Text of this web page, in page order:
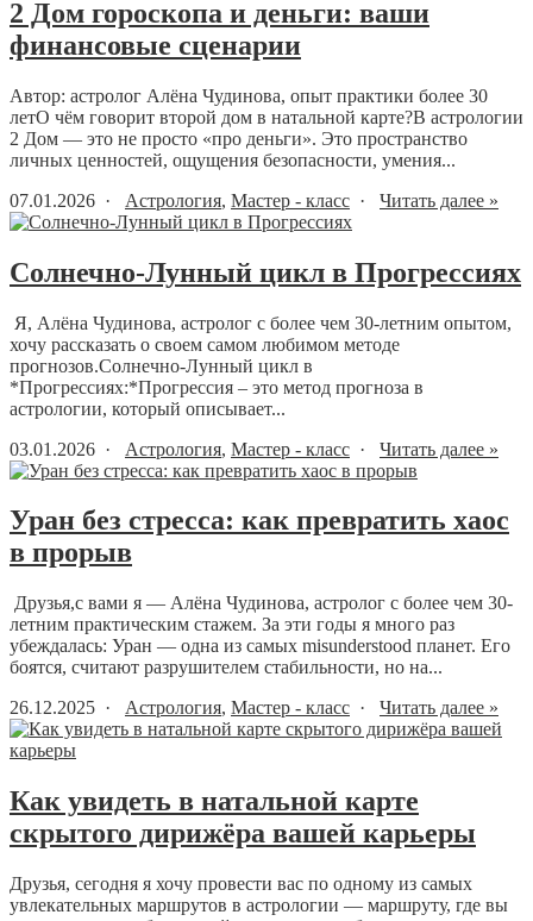
2 Дом гороскопа и деньги: ваши
финансовые сценарии
Автор: астролог Алёна Чудинова, опыт практики более 30
летО чём говорит второй дом в натальной карте?В астрологии
2 Дом — это не просто «про деньги». Это пространство
личных ценностей, ощущения безопасности, умения...
07.01.2026 · Астрология, Мастер - класс · Читать далее »
Солнечно-Лунный цикл в Прогрессиях
Я, Алёна Чудинова, астролог с более чем 30-летним опытом,
хочу рассказать о своем самом любимом методе
прогнозов.Солнечно-Лунный цикл в
*Прогрессиях:*Прогрессия – это метод прогноза в
астрологии, который описывает...
03.01.2026 · Астрология, Мастер - класс · Читать далее »
Уран без стресса: как превратить хаос
в прорыв
Друзья,с вами я — Алёна Чудинова, астролог с более чем 30-
летним практическим стажем. За эти годы я много раз
убеждалась: Уран — одна из самых misunderstood планет. Его
боятся, считают разрушителем стабильности, но на...
26.12.2025 · Астрология, Мастер - класс · Читать далее »
Как увидеть в натальной карте
скрытого дирижёра вашей карьеры
Друзья, сегодня я хочу провести вас по одному из самых
увлекательных маршрутов в астрологии — маршруту, где вы